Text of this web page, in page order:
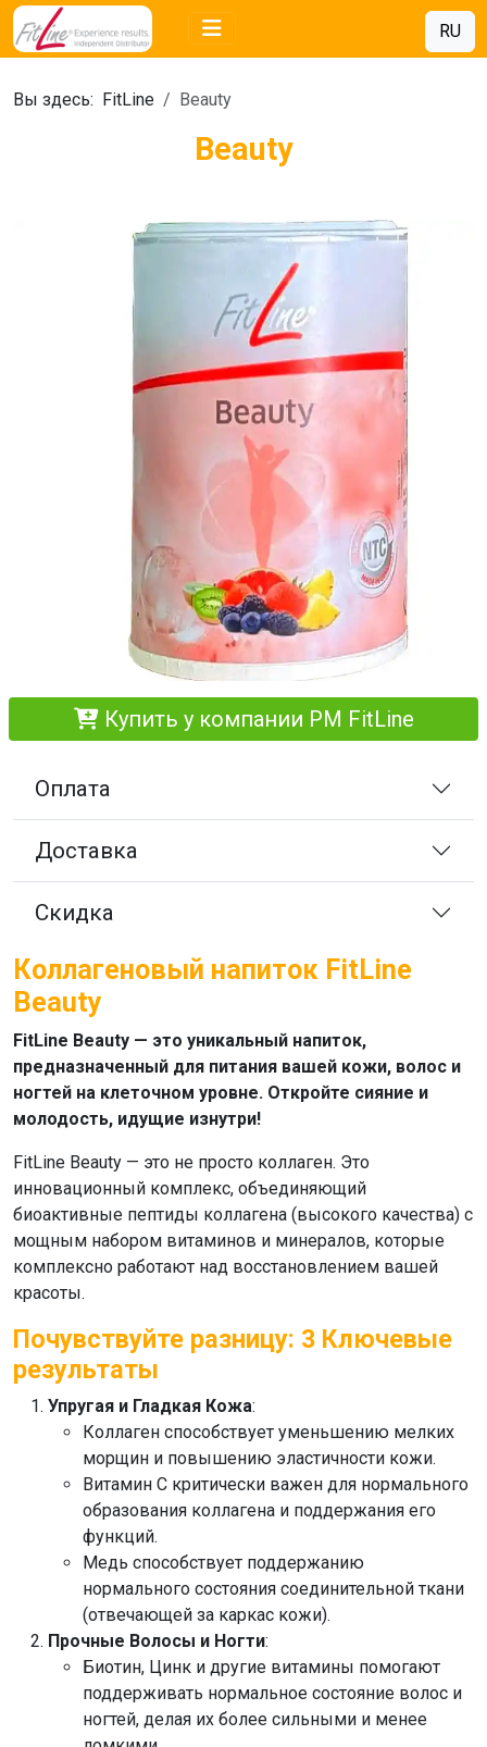
RU
Вы здесь: FitLine Beauty
Beauty
Купить у компании PM FitLine
Оплата
Доставка
Скидка
Коллагеновый напиток FitLine
Beauty
FitLine Beauty — это уникальный напиток,
предназначенный для питания вашей кожи, волос и
ногтей на клеточном уровне. Откройте сияние и
молодость, идущие изнутри!
FitLine Beauty — это не просто коллаген. Это
инновационный комплекс, объединяющий
биоактивные пептиды коллагена (высокого качества) с
мощным набором витаминов и минералов, которые
комплексно работают над восстановлением вашей
красоты.
Почувствуйте разницу: 3 Ключевые
результаты
Упругая и Гладкая Кожа:
Коллаген способствует уменьшению мелких
морщин и повышению эластичности кожи.
Витамин С критически важен для нормального
образования коллагена и поддержания его
функций.
Медь способствует поддержанию
нормального состояния соединительной ткани
(отвечающей за каркас кожи).
Прочные Волосы и Ногти:
Биотин, Цинк и другие витамины помогают
поддерживать нормальное состояние волос и
ногтей, делая их более сильными и менее